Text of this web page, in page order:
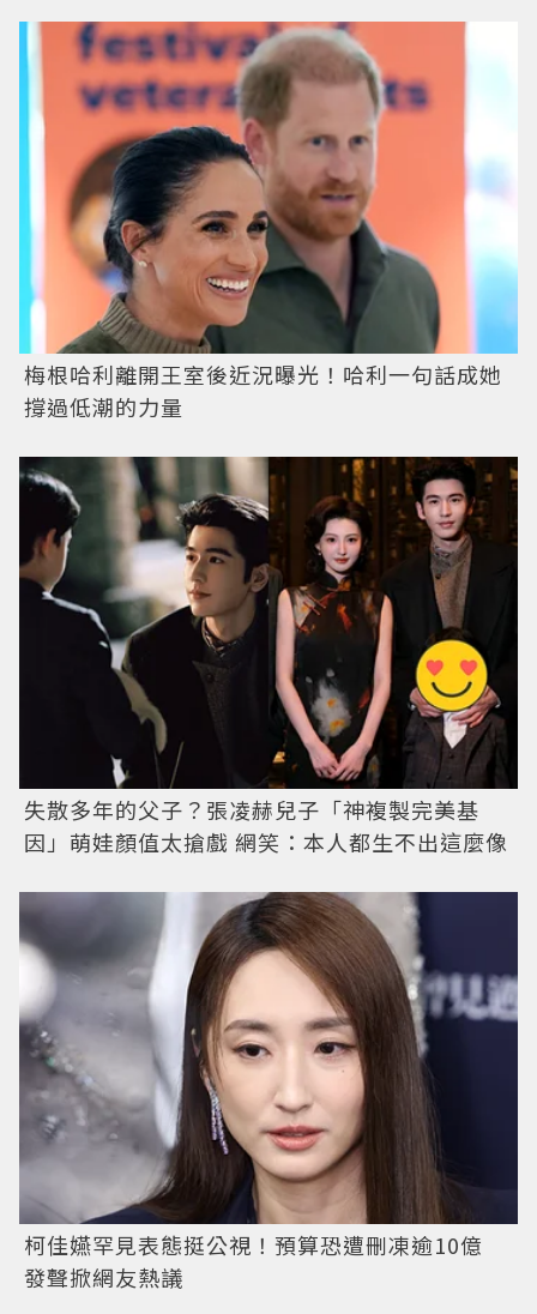
梅根哈利離開王室後近況曝光！哈利一句話成她
撐過低潮的力量
失散多年的父子？張凌赫兒子「神複製完美基
因」萌娃顏值太搶戲 網笑：本人都生不出這麼像
柯佳嬿罕見表態挺公視！預算恐遭刪凍逾10億
發聲掀網友熱議